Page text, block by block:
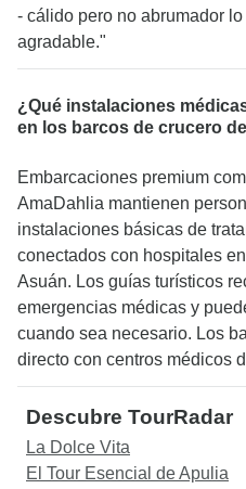
- cálido pero no abrumador
agradable."
¿Qué instalaciones
en los barcos de crucero
Embarcaciones premium
AmaDahlia mantienen
instalaciones básicas de
conectados con hospitales
Asuán. Los guías turísticos
emergencias médicas y
cuando sea necesario. Los
directo con centros médicos
Descubre TourRadar
La Dolce Vita
El Tour Esencial de Apulia